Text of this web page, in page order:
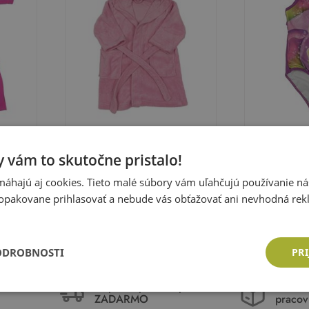
Ružový chlpatý župan s
kapucňou Yigga
Veľkosť: 128
Cena: 6,05 €
Zvonilkou
Veľkosť:128
Cena: 5,18
ZADARMO
vám to skutočne pristalo!
aj cookies. Tieto malé súbory vám uľahčujú používanie
prihlasovať a nebude vás obťažovať ani nevhodná